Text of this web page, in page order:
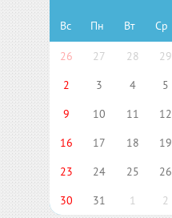
Вс Пн Вт Ср
26 27 28 29
2
3 4 5
9
10 11 12
16
17 18 19
23
24 25 26
30
31 1 2